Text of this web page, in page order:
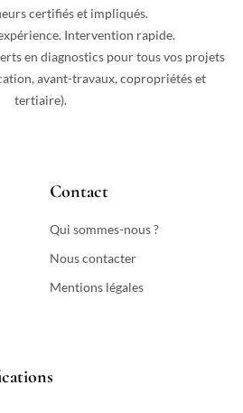
certifiés et impliqués.
Intervention rapide.
en diagnostics pour tous vos projets
avant-travaux, copropriétés et
tertiaire).
Contact
Qui sommes-nous ?
Nous contacter
Mentions légales